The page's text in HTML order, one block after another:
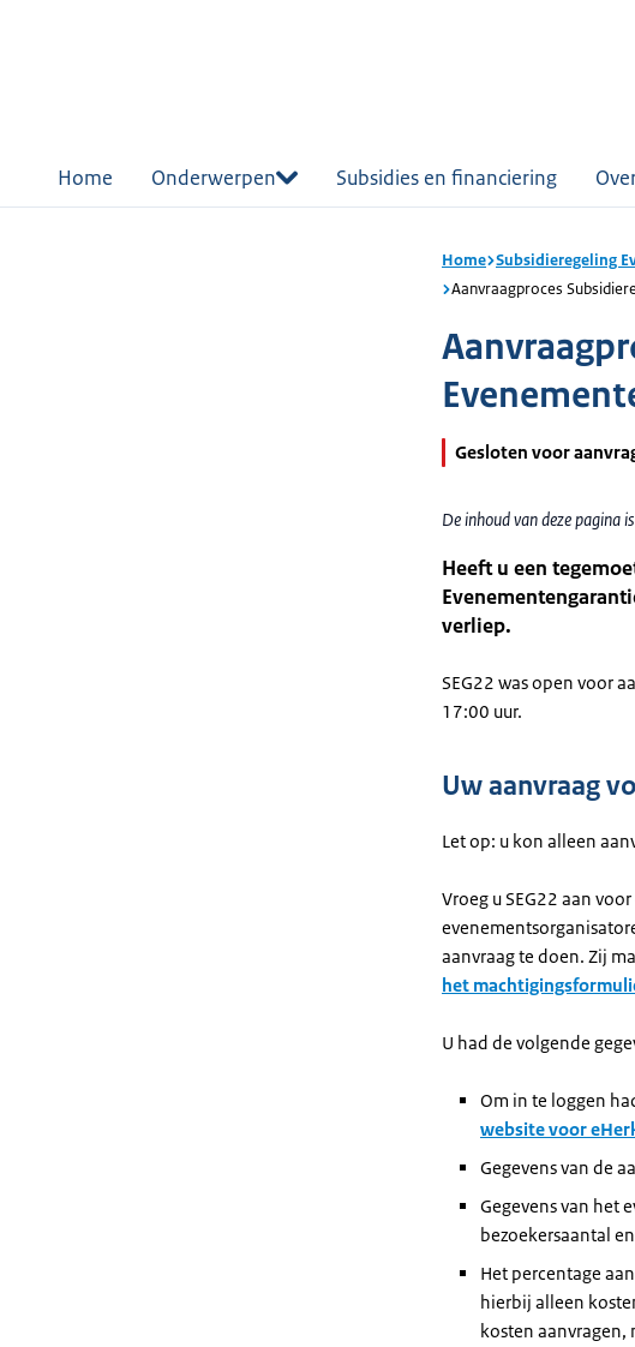
Home Onderwerpen Subsidies en financiering
Home Subsidieregeling
Aanvraagproces
Gesloten voor
De inhoud van deze pagina
Heeft u een
verliep.
SEG22 was open voor
17:00 uur.
Uw aanvraag
Let op: u kon alleen
Vroeg u SEG22 aan
aanvraag te doen. Zij
het
U had de volgende
Om in te loggen
website voor
Gegevens van de
Gegevens van het
bezoekersaantal
Het percentage
hierbij alleen
kosten aanvragen,